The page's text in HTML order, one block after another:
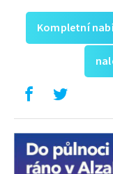
Kompletní